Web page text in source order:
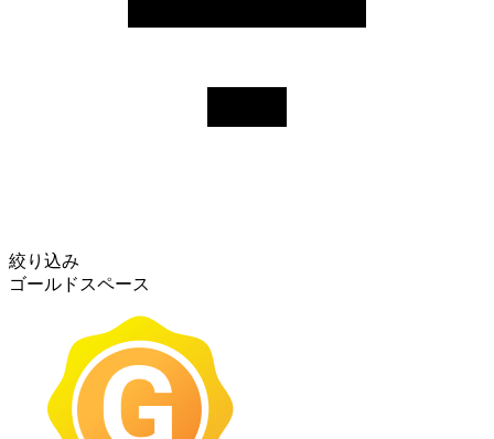
絞り込み
ゴールドスペース